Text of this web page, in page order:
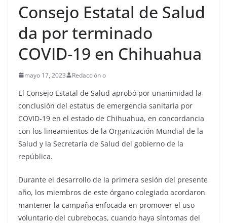
Consejo Estatal de Salud
da por terminado
COVID-19 en Chihuahua
mayo 17, 2023 Redacción o
El Consejo Estatal de Salud aprobó por unanimidad la
conclusión del estatus de emergencia sanitaria por
COVID-19 en el estado de Chihuahua, en concordancia
con los lineamientos de la Organización Mundial de la
Salud y la Secretaría de Salud del gobierno de la
república.
Durante el desarrollo de la primera sesión del presente
año, los miembros de este órgano colegiado acordaron
mantener la campaña enfocada en promover el uso
voluntario del cubrebocas, cuando haya síntomas del